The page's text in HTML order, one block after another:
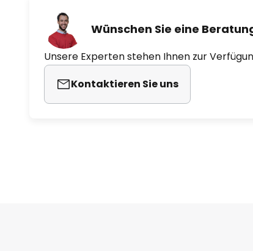
Wünschen Sie eine
Unsere Experten stehen Ihnen zur
Kontaktieren Sie uns